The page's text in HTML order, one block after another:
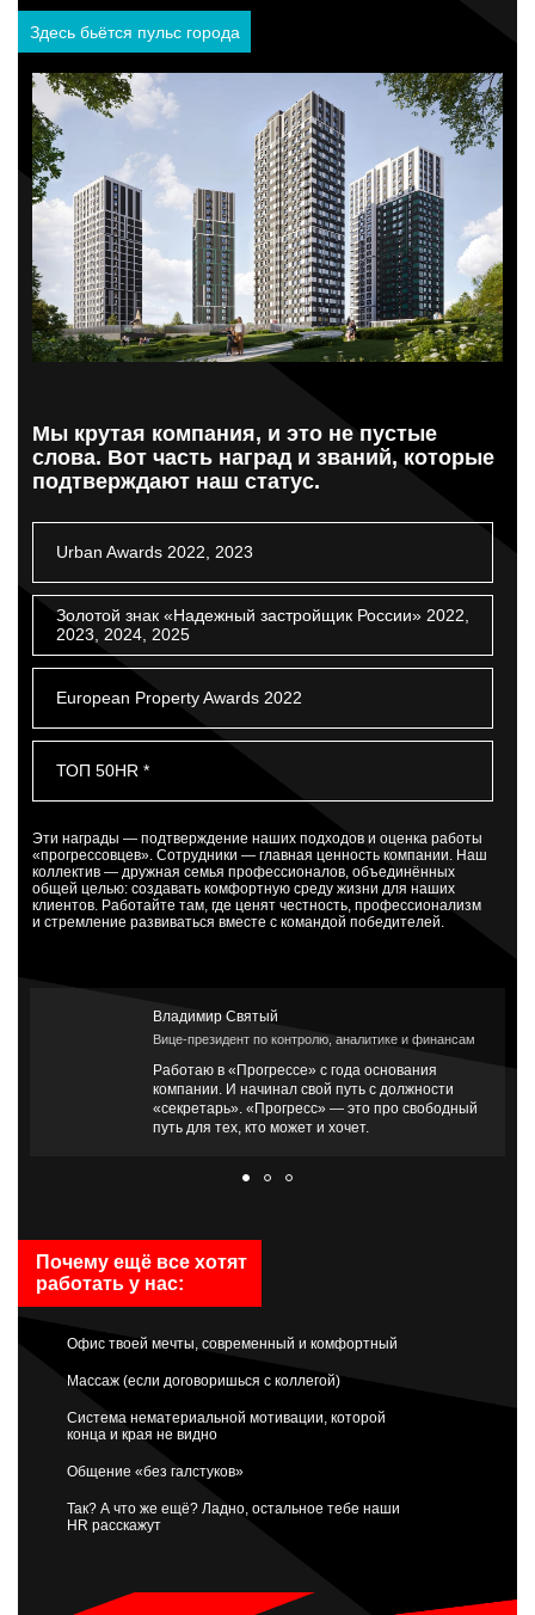
Здесь бьётся пульс города
Мы крутая компания, и это не пустые
слова. Вот часть наград и званий, которые
подтверждают наш статус.
Urban Awards 2022, 2023
Золотой знак «Надежный застройщик России» 2022,
2023, 2024, 2025
European Property Awards 2022
ТОП 50HR *
Эти награды — подтверждение наших подходов и оценка работы
«прогрессовцев». Сотрудники — главная ценность компании. Наш
коллектив — дружная семья профессионалов, объединённых
общей целью: создавать комфортную среду жизни для наших
клиентов. Работайте там, где ценят честность, профессионализм
и стремление развиваться вместе с командой победителей.
Владимир Святый
Вице-президент по контролю, аналитике и финансам
Работаю в «Прогрессе» с года основания
компании. И начинал свой путь с должности
«секретарь». «Прогресс» — это про свободный
путь для тех, кто может и хочет.
Почему ещё все хотят
работать у нас:
Офис твоей мечты, современный и комфортный
Массаж (если договоришься с коллегой)
Система нематериальной мотивации, которой
конца и края не видно
Общение «без галстуков»
Так? А что же ещё? Ладно, остальное тебе наши
HR расскажут